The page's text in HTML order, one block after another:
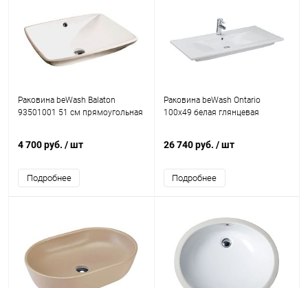
Раковина beWash Balaton
93501001 51 см прямоугольная
4 700 руб. / шт
Подробнее
Раковина beWash Ontario
100x49 белая глянцевая
26 740 руб. / шт
Подробнее